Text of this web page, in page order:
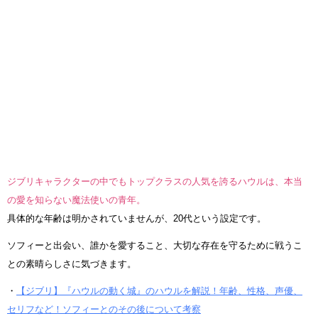
ジブリキャラクターの中でもトップクラスの人気を誇るハウルは、本当
の愛を知らない魔法使いの青年。
具体的な年齢は明かされていませんが、20代という設定です。
ソフィーと出会い、誰かを愛すること、大切な存在を守るために戦うこ
との素晴らしさに気づきます。
・
【ジブリ】『ハウルの動く城』のハウルを解説！年齢、性格、声優、
セリフなど！ソフィーとのその後について考察